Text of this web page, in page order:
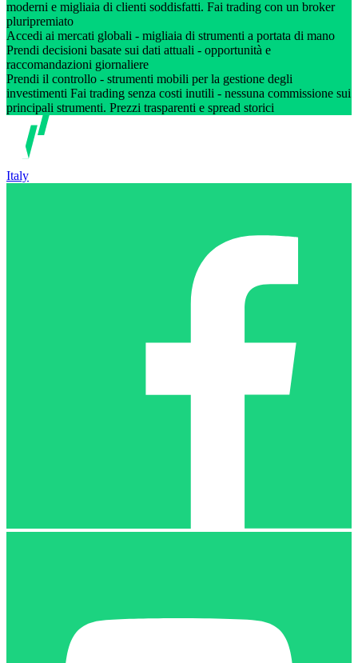
moderni e migliaia di clienti soddisfatti. Fai trading con un broker
pluripremiato
Accedi ai mercati globali - migliaia di strumenti a portata di mano
Prendi decisioni basate sui dati attuali - opportunità e
raccomandazioni giornaliere
Prendi il controllo - strumenti mobili per la gestione degli
investimenti Fai trading senza costi inutili - nessuna commissione sui
principali strumenti. Prezzi trasparenti e spread storici
Italy